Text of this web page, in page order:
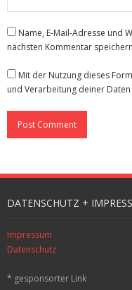
Name, E-Mail-Adresse und
nächsten Kommentar
Mit der Nutzung dieses
und Verarbeitung deiner
DATENSCHUTZ +
Impressum
Datenschutz
* gesponsorter Link